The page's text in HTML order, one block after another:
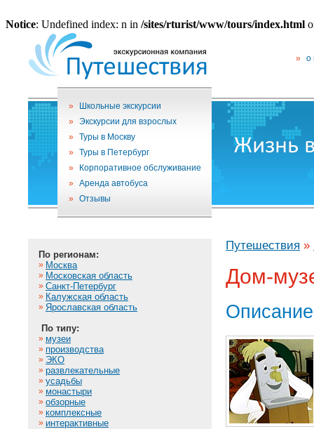
Notice: Undefined index: n in /sites/rturist/www/tours/index.html
» о
»
Школьные экскурсии
»
Экскурсии для взрослых
»
Туры в Москву
»
Туры в Петербург
»
Корпоративное обслуживание
»
Аренда автобуса
»
Отзывы
По регионам:
» Москва
» Московская область
» Санкт-Петербург
» Калужская область
» Ярославская область
По типу:
» музеи
» производства
» ЭКО
» развлекательные
» усадьбы
» монастыри
» обзорные
» комплексные
» интерактивные
Путешествия »
Дом-